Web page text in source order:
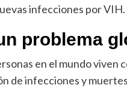
infecciones por VIH.
problema
en el mundo viven
de infecciones y